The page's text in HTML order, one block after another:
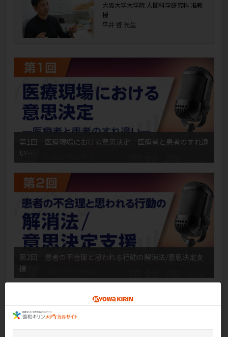
大阪大学大学院 人間科学研究科 准教
授
平井 啓 先生
第1回 医療現場における意思決定－医療者と患者のすれ違
い－
第2回 患者の不合理と思われる行動の解消法/意思決定支
援